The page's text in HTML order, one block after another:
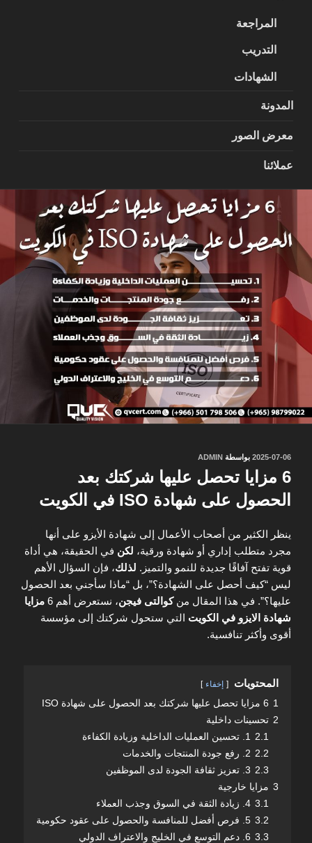
المراجعة
التدريب
الشهادات
المدونة
معرض الصور
عملائنا
نُشر
2025-07-06 بواسطة ADMIN
6 مزايا تحصل عليها شركتك بعد
الحصول على شهادة ISO في الكويت
ينظر الكثير من أصحاب الأعمال إلى شهادة الأيزو على أنها
مجرد متطلب إداري أو شهادة ورقية، لكن في الحقيقة، هي أداة
قوية تفتح آفاقًا جديدة للنمو والتميز. لذلك، فإن السؤال الأهم
ليس “كيف أحصل على الشهادة؟”، بل “ماذا سأجني بعد الحصول
عليها؟”. في هذا المقال منكوالتى فيجن، نستعرض أهم 6
مزايا
شهادة الايزو في الكويت التي ستحول شركتك إلى مؤسسة
أقوى وأكثر تنافسية.
المحتويات إخفاء
1 6 مزايا تحصل عليها شركتك بعد الحصول على شهادة ISO
2 تحسينات داخلية
2.1
1. تحسين العمليات الداخلية وزيادة الكفاءة
2.2 2. رفع جودة المنتجات والخدمات
2.3 3. تعزيز ثقافة الجودة لدى الموظفين
3 مزايا خارجية
3.1 4. زيادة الثقة في السوق وجذب العملاء
3.2 5. فرص أفضل للمنافسة والحصول على عقود حكومية
3.3 6. دعم التوسع في الخليج والاعتراف الدولي